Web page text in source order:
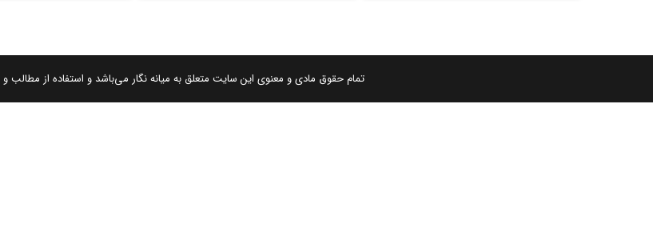
تمام حقوق مادی و معنوی این سایت متعلق به میانه نگار می‌باشد و استفاده از مطالب و